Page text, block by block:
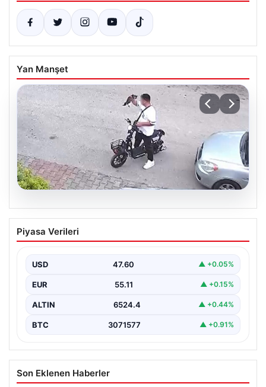
Yan Manşet
Bolu’da Vahşet: Yavru Kediye İşlenen
İğrenç Olay Kameralara Yansıdı
günlerde meydana gelen korkutucu olay, bölgedeki
sakinleri derinden sarstı. Elektrikli…
Piyasa Verileri
USD 47.60 ▲ +0.05%
EUR 55.11 ▲ +0.15%
ALTIN 6524.4 ▲ +0.44%
BTC 3071577 ▲ +0.91%
Son Eklenen Haberler